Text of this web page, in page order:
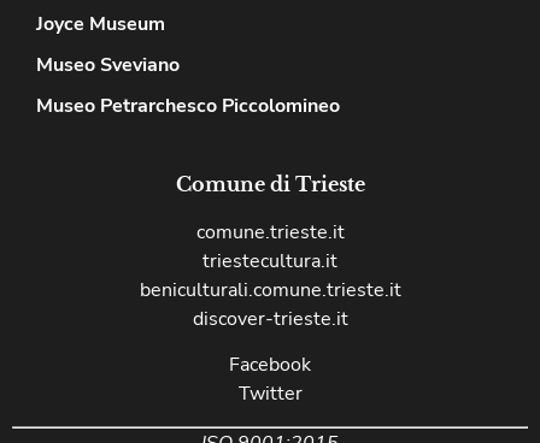
Joyce Museum
Museo Sveviano
Museo Petrarchesco Piccolomineo
Comune di Trieste
comune.trieste.it
triestecultura.it
beniculturali.comune.trieste.it
discover-trieste.it
Facebook
Twitter